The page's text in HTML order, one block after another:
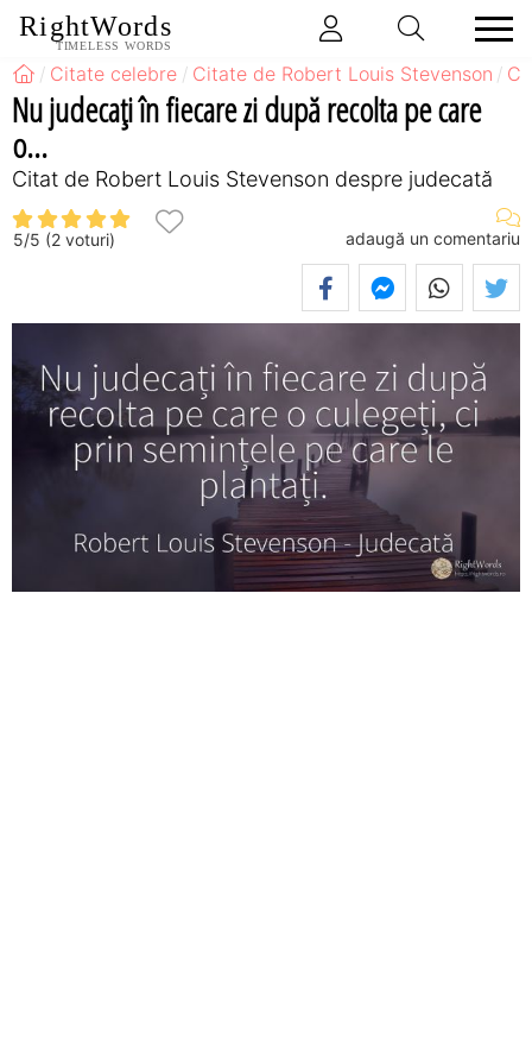
RightWords
TIMELESS WORDS
Citate celebre Citate de Robert Louis Stevenson
Nu judecați în fiecare zi după recolta pe care
o...
Citat de Robert Louis Stevenson despre judecată
5/5 (2 voturi) adaugă un comentariu